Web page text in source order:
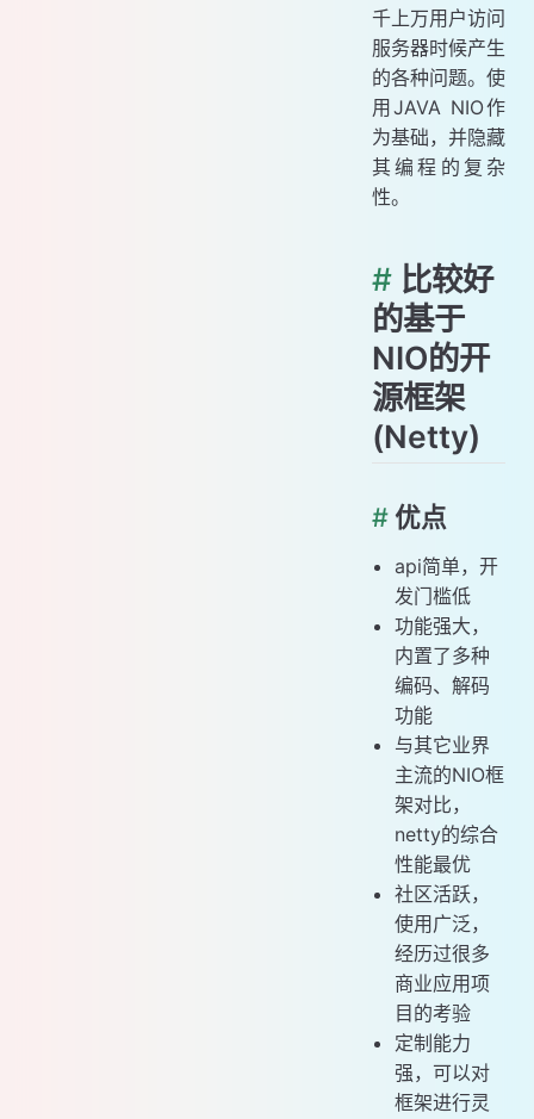
千上万用户访问
服务器时候产生
的各种问题。使
用JAVA NIO作
为基础，并隐藏
其编程的复杂
性。
# 比较好
的基于
NIO的开
源框架
(Netty)
#优点
api简单，开
发门槛低
功能强大，
内置了多种
编码、解码
功能
与其它业界
主流的NIO框
架对比，
netty的综合
性能最优
社区活跃，
使用广泛，
经历过很多
商业应用项
目的考验
定制能力
强，可以对
框架进行灵